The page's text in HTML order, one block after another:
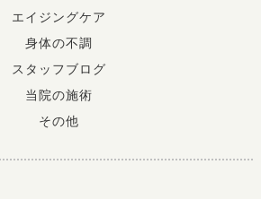
エイジングケア
身体の不調
スタッフブログ
当院の施術
その他